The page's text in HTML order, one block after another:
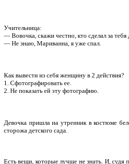
Учительница:
— Вовочка, скажи честно, кто сделал за
— Не знаю, Мариванна, я уже спал.
Как вывести из себя женщину в 2 действия?
1. Сфотографировать ее.
2. Не показать ей эту фотографию.
Девочка пришла на утренник в костюме
сторожа детского сада.
Есть вещи, которые лучше не знать. И, судя